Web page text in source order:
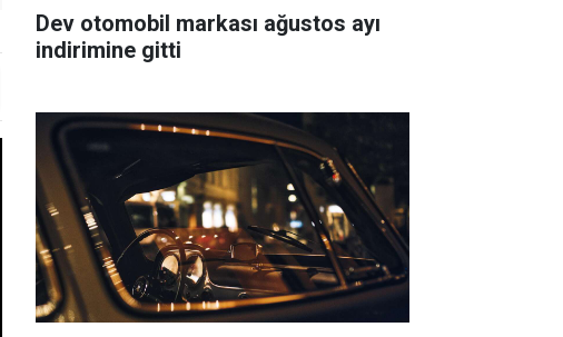
Dev otomobil markası ağustos ayı
indirimine gitti